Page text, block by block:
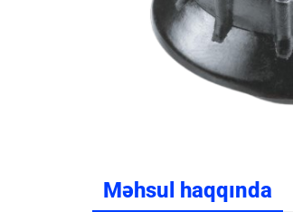
Məhsul haqqında